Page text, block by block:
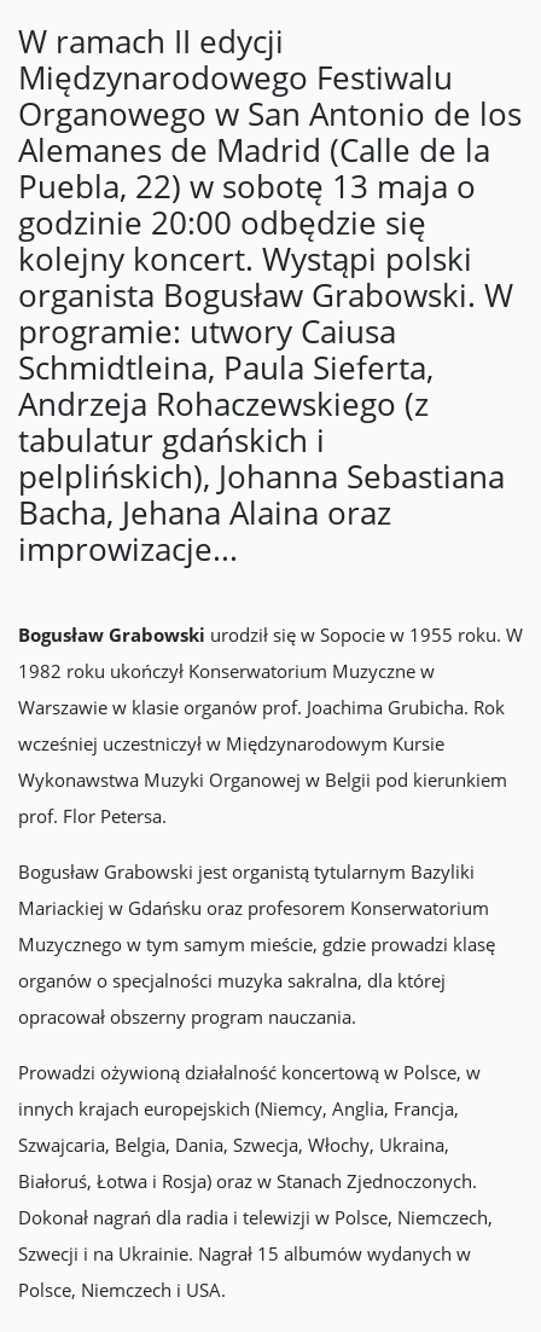
W ramach II edycji
Międzynarodowego Festiwalu
Organowego w San Antonio de los
Alemanes de Madrid (Calle de la
Puebla, 22) w sobotę 13 maja o
godzinie 20:00 odbędzie się
kolejny koncert. Wystąpi polski
organista Bogusław Grabowski. W
programie: utwory Caiusa
Schmidtleina, Paula Sieferta,
Andrzeja Rohaczewskiego (z
tabulatur gdańskich i
pelplińskich), Johanna Sebastiana
Bacha, Jehana Alaina oraz
improwizacje...
Bogusław Grabowski urodził się w Sopocie w 1955 roku. W
1982 roku ukończył Konserwatorium Muzyczne w
Warszawie w klasie organów prof. Joachima Grubicha. Rok
wcześniej uczestniczył w Międzynarodowym Kursie
Wykonawstwa Muzyki Organowej w Belgii pod kierunkiem
prof. Flor Petersa.
Bogusław Grabowski jest organistą tytularnym Bazyliki
Mariackiej w Gdańsku oraz profesorem Konserwatorium
Muzycznego w tym samym mieście, gdzie prowadzi klasę
organów o specjalności muzyka sakralna, dla której
opracował obszerny program nauczania.
Prowadzi ożywioną działalność koncertową w Polsce, w
innych krajach europejskich (Niemcy, Anglia, Francja,
Szwajcaria, Belgia, Dania, Szwecja, Włochy, Ukraina,
Białoruś, Łotwa i Rosja) oraz w Stanach Zjednoczonych.
Dokonał nagrań dla radia i telewizji w Polsce, Niemczech,
Szwecji i na Ukrainie. Nagrał 15 albumów wydanych w
Polsce, Niemczech i USA.